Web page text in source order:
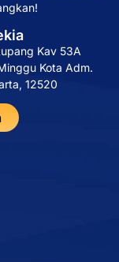
Kav 53A
Kota Adm.
12520